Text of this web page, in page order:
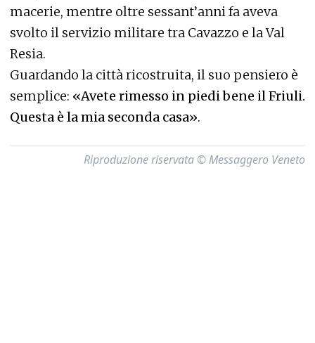
macerie, mentre oltre sessant’anni fa aveva
svolto il servizio militare tra Cavazzo e la Val
Resia.
Guardando la città ricostruita, il suo pensiero è
semplice: «Avete rimesso in piedi bene il Friuli.
Questa è la mia seconda casa».
Riproduzione riservata © Messaggero Veneto